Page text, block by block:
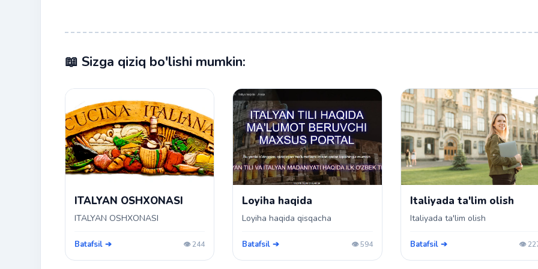
📖 Sizga qiziq bo'lishi mumkin:
ITALYAN OSHXONASI
ITALYAN OSHXONASI
Batafsil ➔ 👁️ 244
Loyiha haqida
Loyiha haqida qisqacha
Batafsil ➔ 👁️ 594
Italiyada ta'lim olish
Italiyada ta'lim olish
Batafsil ➔ 👁️